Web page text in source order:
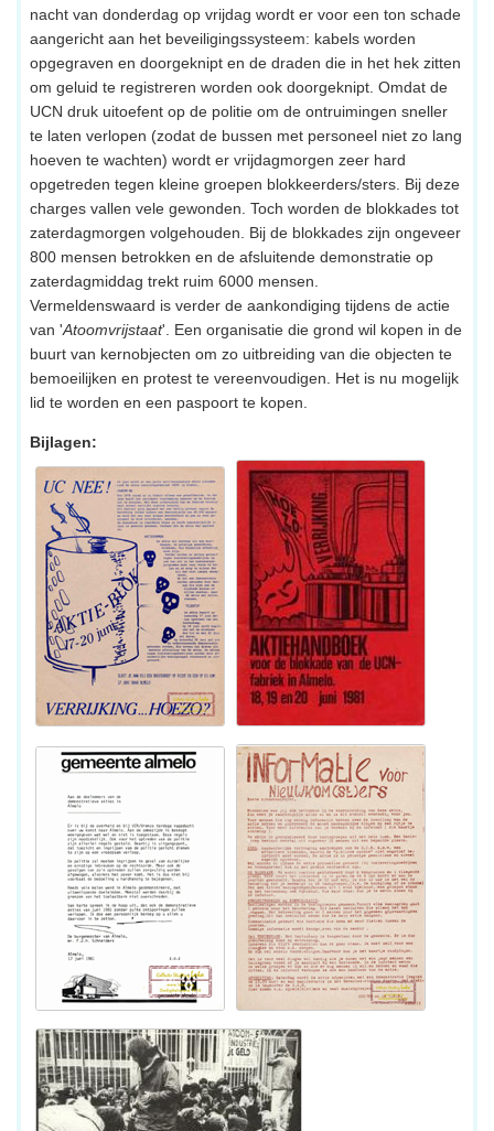
nacht van donderdag op vrijdag wordt er voor een ton schade
aangericht aan het beveiligingssysteem: kabels worden
opgegraven en doorgeknipt en de draden die in het hek zitten
om geluid te registreren worden ook doorgeknipt. Omdat de
UCN druk uitoefent op de politie om de ontruimingen sneller
te laten verlopen (zodat de bussen met personeel niet zo lang
hoeven te wachten) wordt er vrijdagmorgen zeer hard
opgetreden tegen kleine groepen blokkeerders/sters. Bij deze
charges vallen vele gewonden. Toch worden de blokkades tot
zaterdagmorgen volgehouden. Bij de blokkades zijn ongeveer
800 mensen betrokken en de afsluitende demonstratie op
zaterdagmiddag trekt ruim 6000 mensen.
Vermeldenswaard is verder de aankondiging tijdens de actie
van 'Atoomvrijstaat'. Een organisatie die grond wil kopen in de
buurt van kernobjecten om zo uitbreiding van die objecten te
bemoeilijken en protest te vereenvoudigen. Het is nu mogelijk
lid te worden en een paspoort te kopen.
Bijlagen: